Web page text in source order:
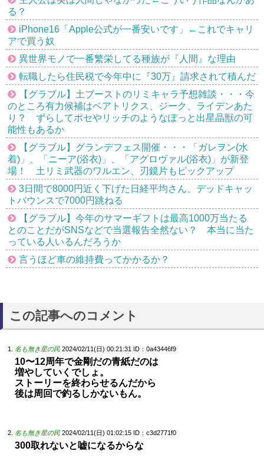
る？
iPhone16「Apple公式が一番安いです」←これでキャリ
アで買う奴
異世界モノで一番繁栄してる種族が『人間』な理由
転職したら住民税で今年中に『30万』請求されて積んだ
【グラブル】土ブーストのリミキャラ予想雑談・・・今
のところ有力候補はベアトリクス、ジーク、ライデンあた
り？ ずらしてポセやリッチのようなぽっと出星晶獣の可
能性もあるか
【グラブル】グランデフェス開催・・・「ガレヲン(水
着)」、「ニーア(浴衣)」、「アグロヴァル(浴衣)」が新登
場！ 土リミ武器のワルエン、刃鏡片もピックアップ
3日間で8000円近く下げた日経平均さん、デッドキャッ
トバウンスで7000円跳ねる
【グラブル】今年のサマーギフトは最高1000万当たる
とのことだがSNSなどで当選報告全然ない？ 本当に当た
っている人いるんだろうか
言うほど車の維持費ってかかるか？
この記事へのコメント
名も無き星の民 2024/02/11(日) 00:21:31 ID：0a43446f9
10〜12周年で金剛だの青紙だのは
増やしていくでしょ。
ストーリーを終わらせるんだから
後は周回で釣るしかないもん。
名も無き星の民 2024/02/11(日) 01:02:15 ID：c3d2771f0
300取れないと嘘になるからな